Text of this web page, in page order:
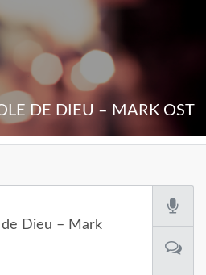
DE DIEU – MARK OST
Dieu – Mark